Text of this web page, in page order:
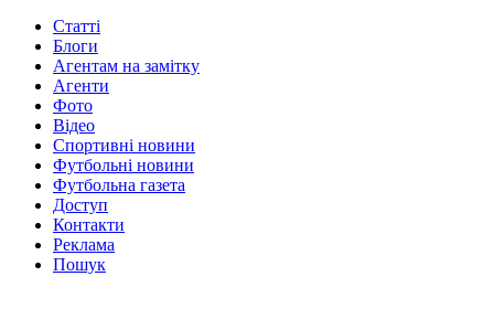
Статті
Блоги
Агентам на замітку
Агенти
Фото
Відео
Спортивні новини
Футбольні новини
Футбольна газета
Доступ
Контакти
Реклама
Пошук